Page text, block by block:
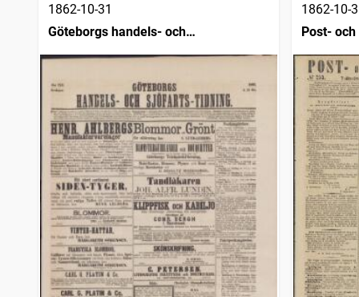
1862-10-31
Göteborgs handels- och
sjöfartstidning (1832)
1862-10-
Post-